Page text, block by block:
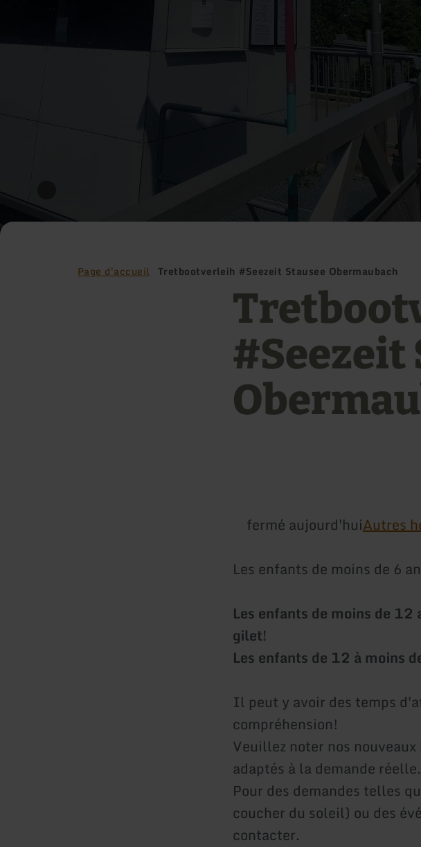
Page d'accueil Tretbootverleih #Seezeit Stausee Obermaubach
#Seezeit
fermé aujourd'huiAutres
Les enfants de moins de 6
Les enfants de moins de
gilet!
Les enfants de 12 à moins
Il peut y avoir des temps
compréhension!
Veuillez noter nos
adaptés à la demande réelle.
Pour des demandes telles
coucher du soleil) ou des
contacter.